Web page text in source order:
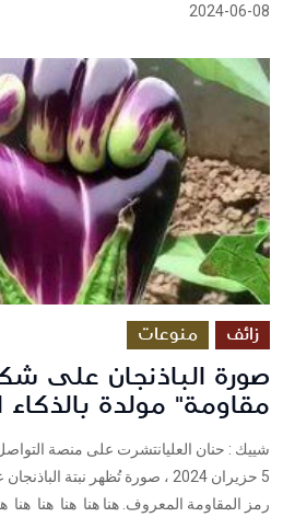
2024-06-08
زائف منوعات
صورة الباذنجان على
مقاومة" مولدة
5 حزيران 2024 ، صورة تُظهر نبتة
رمز المقاومة المعروف. هنا هنا هنا هنا هنا